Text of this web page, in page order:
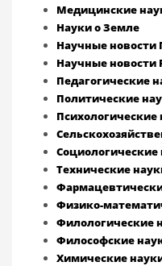
Медицинские
Науки о Земле
Научные
Научные новости
Педагогические
Политические
Психологические
Социологические
Технические
Физико-
Филологические
Философские
Химические